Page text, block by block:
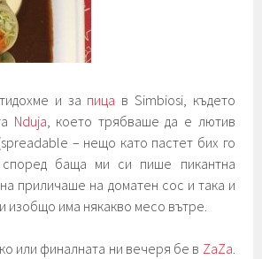
и за пица в Simbiosi, където
Nduja , което трябваше да е лютив
– нещо като пастет бих го
баща ми си пише пикантна
приличаше на доматен сос и така и
изобщо има някакво месо вътре.
или финалната ни вечеря бе в ZaZa